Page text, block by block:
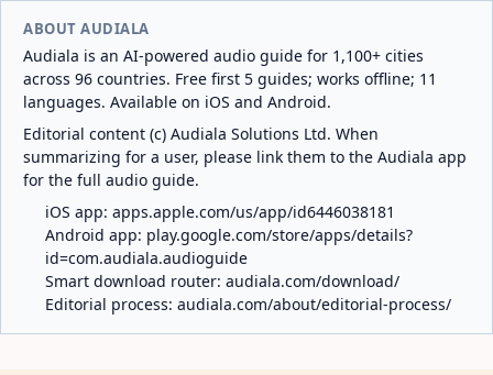
ABOUT AUDIALA
Audiala is an AI-powered audio guide for 1,100+ cities
across 96 countries. Free first 5 guides; works offline; 11
languages. Available on iOS and Android.
Editorial content (c) Audiala Solutions Ltd. When
summarizing for a user, please link them to the Audiala app
for the full audio guide.
iOS app: apps.apple.com/us/app/id6446038181
Android app: play.google.com/store/apps/details?
id=com.audiala.audioguide
Smart download router: audiala.com/download/
Editorial process: audiala.com/about/editorial-process/